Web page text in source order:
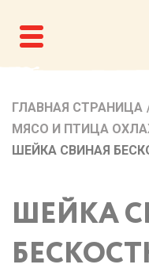
ГЛАВНАЯ СТРАНИЦА
МЯСО И ПТИЦА
ШЕЙКА СВИНАЯ
ШЕЙКА